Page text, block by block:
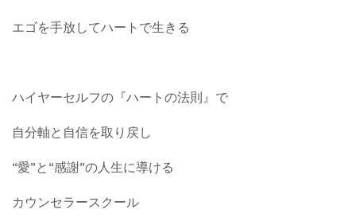
エゴを手放してハートで生きる
ハイヤーセルフの『ハートの法則』で
自分軸と自信を取り戻し
“愛”と“感謝”の人生に導ける
カウンセラースクール